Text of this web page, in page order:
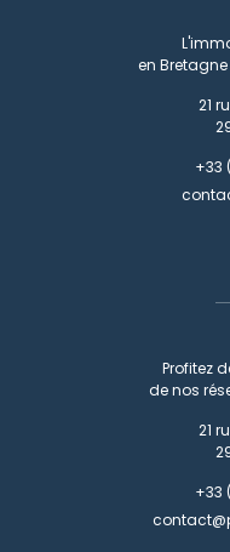
en
21
+33
Profitez
de nos
21
+33